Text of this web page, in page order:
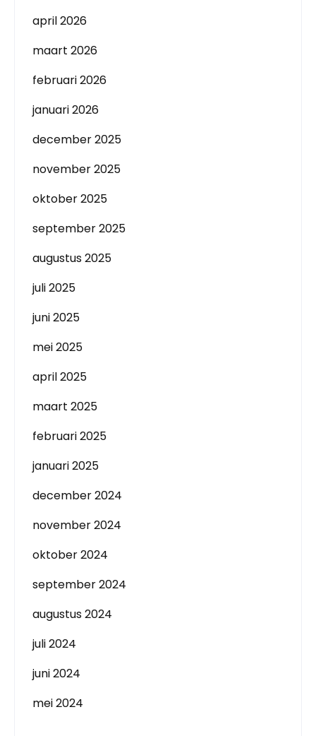
april 2026
maart 2026
februari 2026
januari 2026
december 2025
november 2025
oktober 2025
september 2025
augustus 2025
juli 2025
juni 2025
mei 2025
april 2025
maart 2025
februari 2025
januari 2025
december 2024
november 2024
oktober 2024
september 2024
augustus 2024
juli 2024
juni 2024
mei 2024